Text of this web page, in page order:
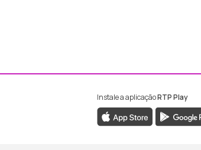
da RTP Madeira
Instagram da RTP Madeira
Instale a aplicaçãoRTP Play